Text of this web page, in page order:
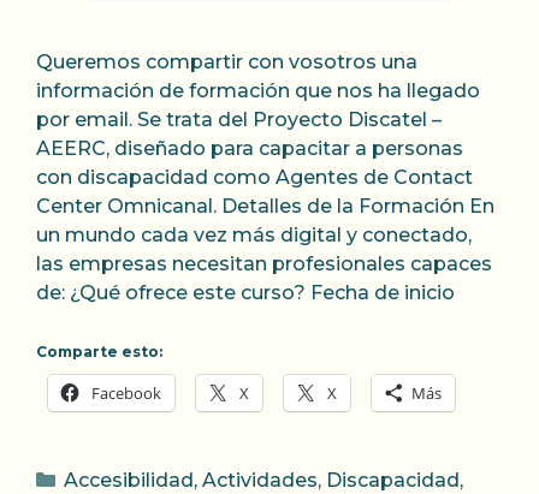
Queremos compartir con vosotros una
información de formación que nos ha llegado
por email. Se trata del Proyecto Discatel –
AEERC, diseñado para capacitar a personas
con discapacidad como Agentes de Contact
Center Omnicanal. Detalles de la Formación En
un mundo cada vez más digital y conectado,
las empresas necesitan profesionales capaces
de: ¿Qué ofrece este curso? Fecha de inicio
Comparte esto:
Facebook X X Más
Categorías
Accesibilidad , Actividades, Discapacidad ,